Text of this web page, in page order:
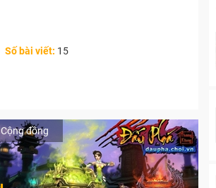
Số bài viết: 15
Cộng đồng